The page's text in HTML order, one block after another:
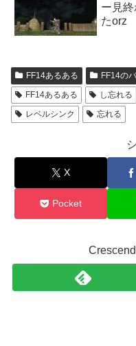
ー見
たorz
FF14あるある FF14の
FF14あるある
し忘れる
レベルシンク
忘れる
X
Pocket